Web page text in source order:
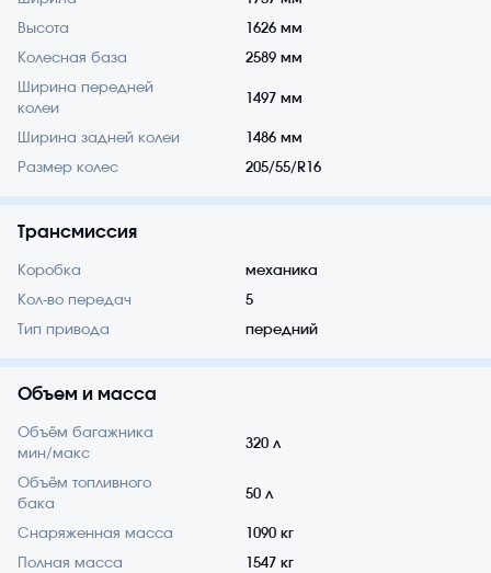
Высота 1626 мм
Колесная база 2589 мм
Ширина передней
колеи
1497 мм
Ширина задней колеи 1486 мм
Размер колес 205/55/R16
Трансмиссия
Коробка механика
Кол-во передач 5
Тип привода передний
Объем и масса
Объём багажника
мин/макс
320 л
Объём топливного
бака
50 л
Снаряженная масса 1090 кг
Полная масса 1547 кг